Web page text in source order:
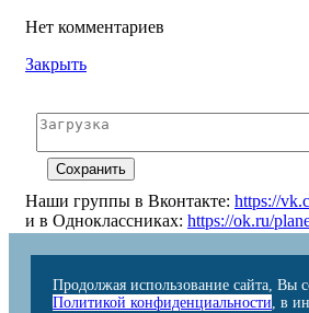
Нет комментариев
Закрыть
Наши группы в Вконтакте: https://
и в Одноклассниках: https://ok.ru/
Продолжая использование сайта, Вы
Политикой конфиденциальности, в